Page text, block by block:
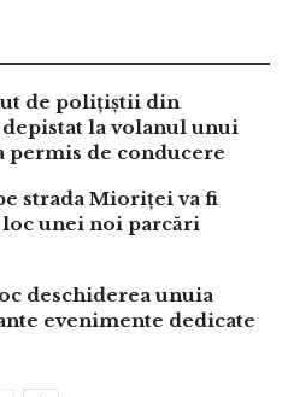
de polițiștii din
la volanul unui
permis de conducere
strada Mioriței va fi
unei noi parcări
deschiderea unuia
evenimente dedicate